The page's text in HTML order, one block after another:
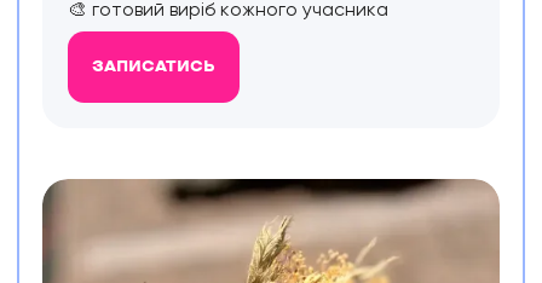
🎨 готовий виріб кожного учасника
ЗАПИСАТИСЬ